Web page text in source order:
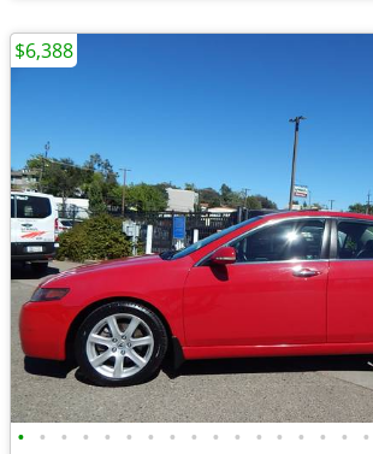
• • • • • • • • • • • • • • • • •
$6,388